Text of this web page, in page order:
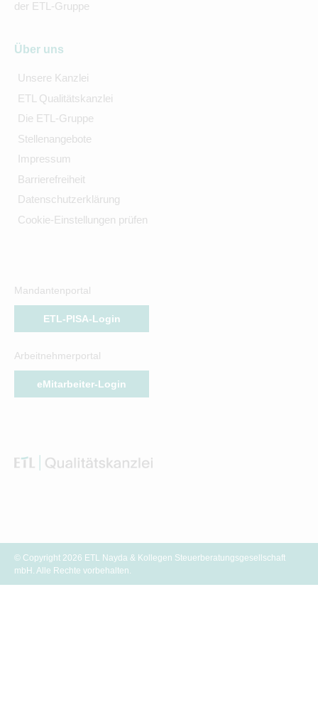
der ETL-Gruppe
Über uns
Unsere Kanzlei
ETL Qualitätskanzlei
Die ETL-Gruppe
Stellenangebote
Impressum
Barrierefreiheit
Datenschutzerklärung
Cookie-Einstellungen prüfen
Mandantenportal
ETL-PISA-Login
Arbeitnehmerportal
eMitarbeiter-Login
© Copyright 2026 ETL Nayda & Kollegen Steuerberatungsgesellschaft
mbH. Alle Rechte vorbehalten.